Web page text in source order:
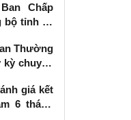
liệt sĩ
Chấp
bộ tỉnh kỳ
Thường
chuyên
giá kết
6 tháng